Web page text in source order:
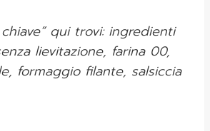
qui trovi: ingredienti
lievitazione, farina 00,
formaggio filante, salsiccia